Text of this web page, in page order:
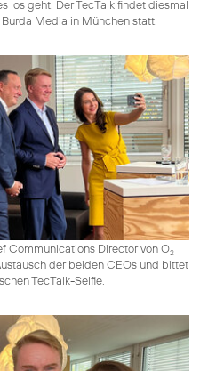
los geht. Der TecTalk findet diesmal
Media in München statt.
Communications Director von O2
der beiden CEOs und bittet
TecTalk-Selfie.